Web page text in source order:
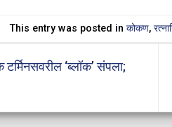
This entry was posted in कोकण,
‘ब्लॉक’ संपला;